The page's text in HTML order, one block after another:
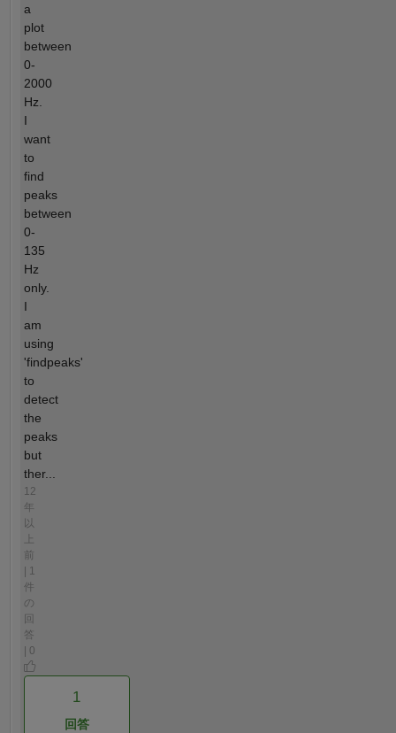
a
plot
between
0-
2000
Hz.
I
want
to
find
peaks
between
0-
135
Hz
only.
I
am
using
'findpeaks'
to
detect
the
peaks
but
ther...
12
年
以
前
| 1
件
の
回
答
| 0
1
回答